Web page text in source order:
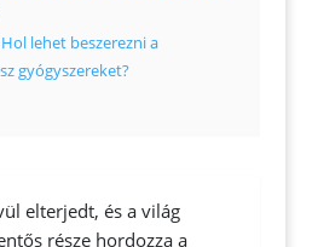
lehet beszerezni a
gyógyszereket?
elterjedt, és a világ
része hordozza a